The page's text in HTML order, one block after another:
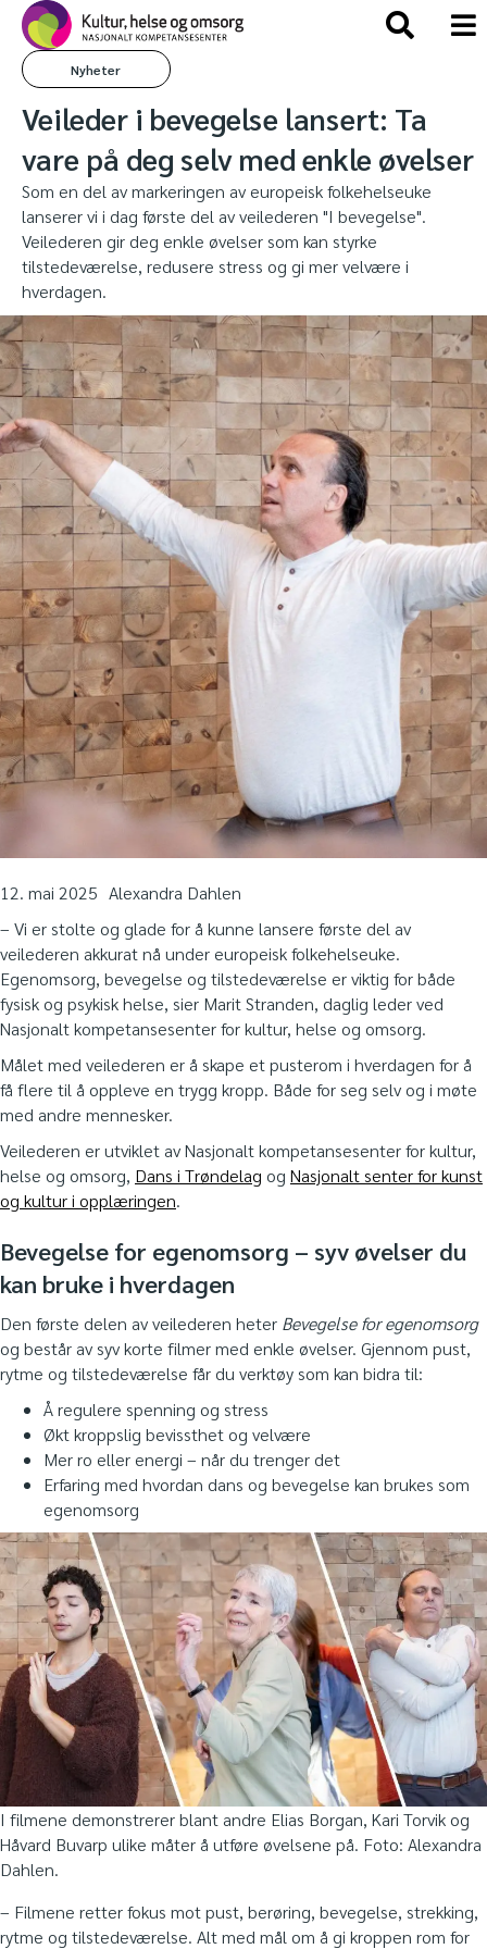
Nyheter
Veileder i bevegelse lansert: Ta
vare på deg selv med enkle øvelser
Som en del av markeringen av europeisk folkehelseuke
lanserer vi i dag første del av veilederen "I bevegelse".
Veilederen gir deg enkle øvelser som kan styrke
tilstedeværelse, redusere stress og gi mer velvære i
hverdagen.
12. mai 2025 Alexandra Dahlen
– Vi er stolte og glade for å kunne lansere første del av
veilederen akkurat nå under europeisk folkehelseuke.
Egenomsorg, bevegelse og tilstedeværelse er viktig for både
fysisk og psykisk helse, sier Marit Stranden, daglig leder ved
Nasjonalt kompetansesenter for kultur, helse og omsorg.
Målet med veilederen er å skape et pusterom i hverdagen for å
få flere til å oppleve en trygg kropp. Både for seg selv og i møte
med andre mennesker.
Veilederen er utviklet av Nasjonalt kompetansesenter for kultur,
helse og omsorg, Dans i Trøndelag og Nasjonalt senter for kunst
og kultur i opplæringen.
Bevegelse for egenomsorg – syv øvelser du
kan bruke i hverdagen
Den første delen av veilederen heter Bevegelse for egenomsorg
og består av syv korte filmer med enkle øvelser. Gjennom pust,
rytme og tilstedeværelse får du verktøy som kan bidra til:
Å regulere spenning og stress
Økt kroppslig bevissthet og velvære
Mer ro eller energi – når du trenger det
Erfaring med hvordan dans og bevegelse kan brukes som
egenomsorg
I filmene demonstrerer blant andre Elias Borgan, Kari Torvik og
Håvard Buvarp ulike måter å utføre øvelsene på. Foto: Alexandra
Dahlen.
– Filmene retter fokus mot pust, berøring, bevegelse, strekking,
rytme og tilstedeværelse. Alt med mål om å gi kroppen rom for